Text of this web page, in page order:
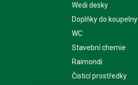
Wedi desky
Doplňky do koupelny
WC
Stavební chemie
Raimondi
Čisticí prostředky